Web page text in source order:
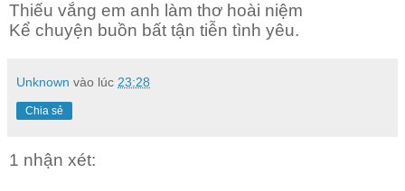
Thiếu vắng em anh làm thơ hoài niệm
Kể chuyện buồn bất tận tiễn tình yêu.
Unknown vào lúc 23:28
Chia sẻ
1 nhận xét: